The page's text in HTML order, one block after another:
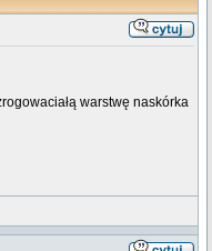
warstwę naskórka